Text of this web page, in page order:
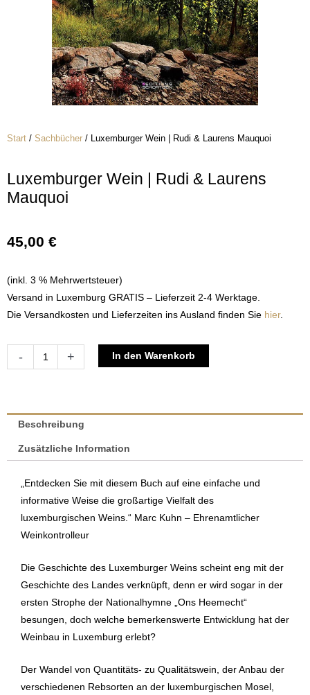
Start / Sachbücher / Luxemburger Wein | Rudi & Laurens Mauquoi
Luxemburger Wein | Rudi & Laurens
Mauquoi
45,00 €
(inkl. 3 % Mehrwertsteuer)
Versand in Luxemburg GRATIS – Lieferzeit 2-4 Werktage.
Die Versandkosten und Lieferzeiten ins Ausland finden Sie hier.
-
Luxemburger
&
Mauquoi
+ In den Warenkorb
Beschreibung
Zusätzliche Information
„Entdecken Sie mit diesem Buch auf eine einfache und
informative Weise die großartige Vielfalt des
luxemburgischen Weins.“ Marc Kuhn – Ehrenamtlicher
Weinkontrolleur
Die Geschichte des Luxemburger Weins scheint eng mit der
Geschichte des Landes verknüpft, denn er wird sogar in der
ersten Strophe der Nationalhymne „Ons Heemecht“
besungen, doch welche bemerkenswerte Entwicklung hat der
Weinbau in Luxemburg erlebt?
Der Wandel von Quantitäts- zu Qualitätswein, der Anbau der
verschiedenen Rebsorten an der luxemburgischen Mosel,